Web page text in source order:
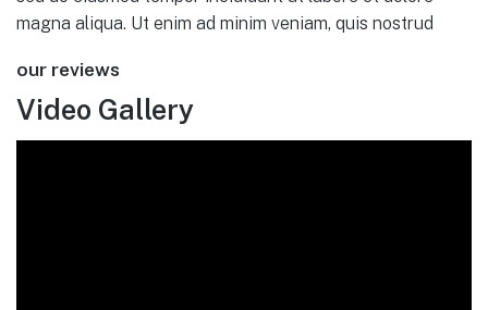
magna aliqua. Ut enim ad minim veniam, quis nostrud
our reviews
Video Gallery